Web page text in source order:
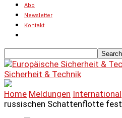
Abo
Newsletter
Kontakt
Sicherheit & Technik
Home Meldungen International
russischen Schattenflotte fest